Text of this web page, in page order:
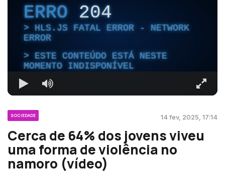
ERRO204
HLS.JS FATAL ERROR - NETWORK
ERROR
ESTE CONTEÚDO ESTÁ NESTE
MOMENTO INDISPONÍVEL
SOCIEDADE 14 fev, 2025, 17:14
Cerca de 64% dos jovens viveu
uma forma de violência no
namoro (vídeo)